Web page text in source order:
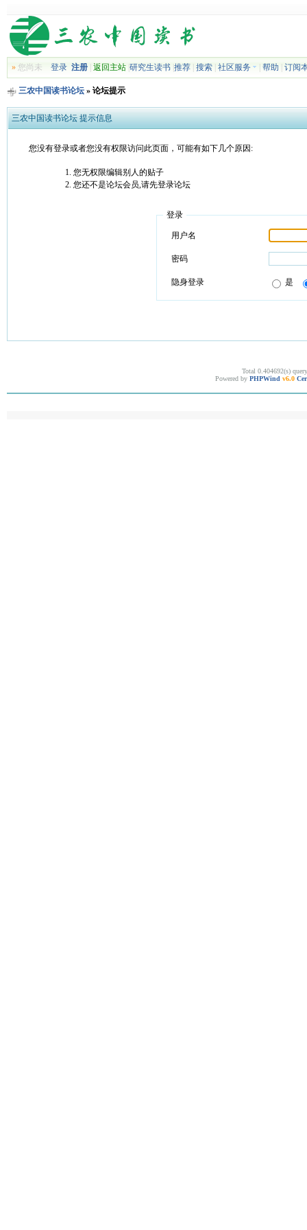
»您尚未 登录 注册| 返回主站| 研究生读书| 推荐| 搜索| 社区服务 帮助 订阅
三农中国读书论坛» 论坛提示
三农中国读书论坛 提示信息
您没有登录或者您没有权限访问此页面，可能有如下几个原因:
您无权限编辑别人的贴子
您还不是论坛会员,请先登录论坛
登录
用户名
密码
隐身登录 是
Total 0.404692(s)
Powered by PHPWind v6.0